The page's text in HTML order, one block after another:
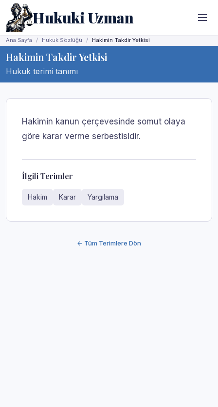
Hukuki Uzman
Ana Sayfa Hukuk Sözlüğü Hakimin Takdir Yetkisi
Hakimin Takdir Yetkisi
Hukuk terimi tanımı
Hakimin kanun çerçevesinde somut olaya
göre karar verme serbestisidir.
İlgili Terimler
Hakim Karar Yargılama
← Tüm Terimlere Dön